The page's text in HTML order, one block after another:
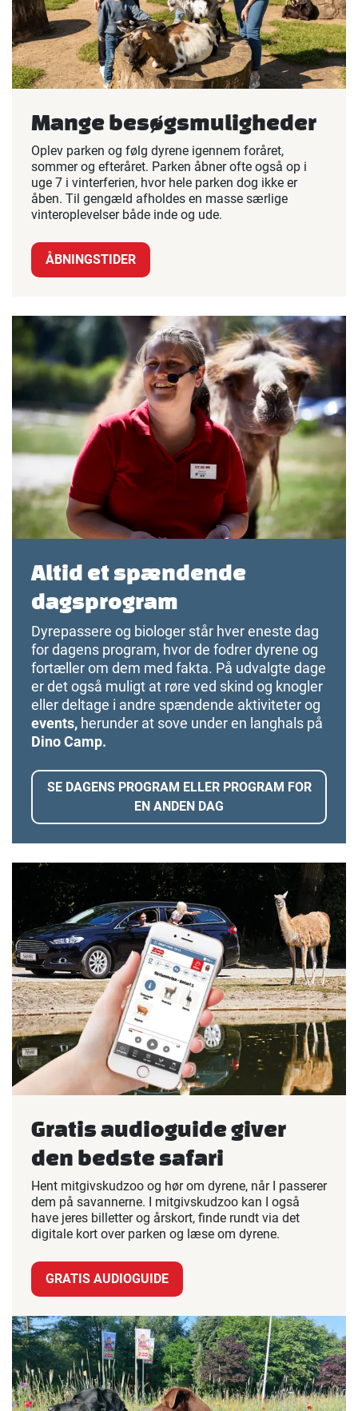
Mange besøgsmuligheder
Oplev parken og følg dyrene igennem foråret,
sommer og efteråret. Parken åbner ofte også op i
uge 7 i vinterferien, hvor hele parken dog ikke er
åben. Til gengæld afholdes en masse særlige
vinteroplevelser både inde og ude.
ÅBNINGSTIDER
Altid et spændende
dagsprogram
Dyrepassere og biologer står hver eneste dag
for dagens program, hvor de fodrer dyrene og
fortæller om dem med fakta. På udvalgte dage
er det også muligt at røre ved skind og knogler
eller deltage i andre spændende aktiviteter og
events, herunder at sove under en langhals på
Dino Camp.
SE DAGENS PROGRAM ELLER PROGRAM FOR
EN ANDEN DAG
Gratis audioguide giver
den bedste safari
Hent mitgivskudzoo og hør om dyrene, når I passerer
dem på savannerne. I mitgivskudzoo kan I også
have jeres billetter og årskort, finde rundt via det
digitale kort over parken og læse om dyrene.
GRATIS AUDIOGUIDE